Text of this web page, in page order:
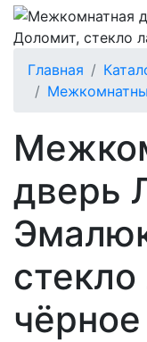
Главная
дверь
чёрное